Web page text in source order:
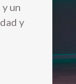
un
y